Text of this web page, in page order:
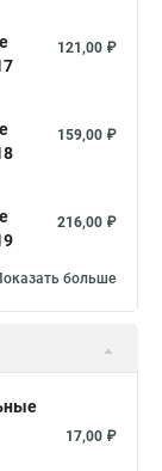
121,00 ₽
159,00 ₽
216,00 ₽
больше
17,00 ₽